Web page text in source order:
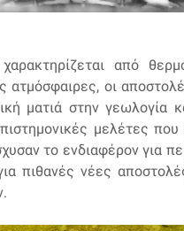
από
ατμόσφαιρες, οι
ματιά στην γεωλογία
μελέτες
το ενδιαφέρον για
για πιθανές νέες